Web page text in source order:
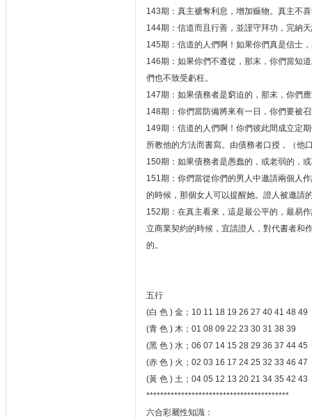
143期：真主褫奪利息，增加赈物。真主不
144期：信道而且行善，並謹守拜功，完納
145期：信道的人們啊！如果你們真是信士
146期：如果你們不遵從，那末，你們當知
們也不致受虧枉。
147期：如果債務者是窮迫的，那末，你們
148期：你們當防備將來有一日，你們要被
149期：信道的人們啊！你們彼此間成立定
所教他的方法而書寫。由債務者口授，（
150期：如果債務者是愚蠢的，或老弱的，
151期：你們當從你們的男人中邀請兩個人
的時候，那個女人可以提醒她。證人被邀請
152期：在真主看來，這是最公平的，最易
立商業契約的時候，宜請證人，對代書者和
的。
五行
(白 色 ) 金；10 11 18 19 26 27 40 41 48 49
(青 色 ) 木；01 08 09 22 23 30 31 38 39
(黑 色 ) 水；06 07 14 15 28 29 36 37 44 45
(赤 色 ) 火；02 03 16 17 24 25 32 33 46 47
(黃 色 ) 土；04 05 12 13 20 21 34 35 42 43
*****************************************
六合彩屬性知識：